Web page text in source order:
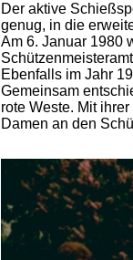
Der aktive
genug, in die
Am 6. Januar 1980
Ebenfalls im Jahr
Gemeinsam
rote Weste. Mit
Damen an den